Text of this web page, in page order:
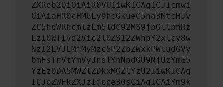
ZXRob2QiOiAiR0VUIiwKICAgICJ1cmwi
OiAiaHR0cHM6Ly9hcGkueC5ha3MtcHJv
ZC5hdWRhcmlzLm5ldC92MS9jbGllbnRz
LzI0NTIvd2Vic2l0ZS12ZWhpY2xlcy8w
NzI2LVJLMjMyMzc5P2ZpZWxkPWludGVy
bmFsTnVtYmVyJndlYnNpdGU9NjUzYmE5
YzEzODA5MWZlZDkxMGZlYzU2IiwKICAg
ICJoZWFkZXJzIjoge30sCiAgICAiYm9k